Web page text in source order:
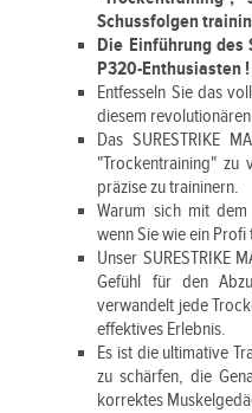
Schussfolgen
Die Einführung des
P320-Enthusiasten !
Entfesseln Sie das
diesem
Das SURESTRIKE
"Trockentraining" zu
präzise zu traininern.
Warum sich mit
wenn Sie wie ein
Unser SURESTRIKE
Gefühl für den
verwandelt jede
effektives Erlebnis.
Es ist die ultimative
zu schärfen, die
korrektes